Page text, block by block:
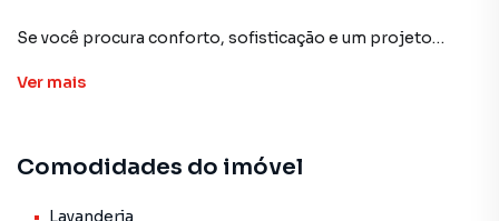
Se você procura conforto, sofisticação e um projeto
Fachada contemporânea com pé direito alto
Garagem paralela para 2 carros cobertos
Ver mais
Comodidades do imóvel
Lavanderia